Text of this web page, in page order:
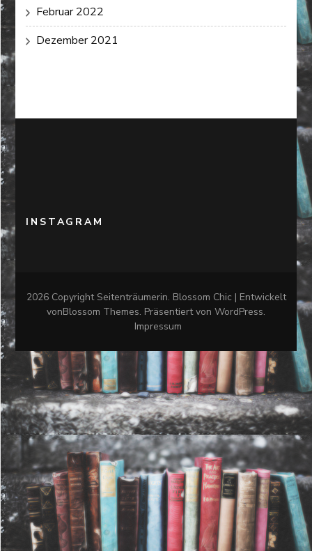
Februar 2022
Dezember 2021
INSTAGRAM
2026 CopyrightSeitenträumerin. Blossom Chic | Entwickelt
vonBlossom Themes. Präsentiert von WordPress.
Impressum